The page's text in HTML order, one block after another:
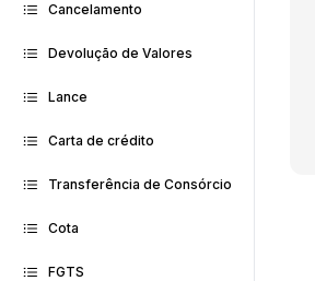
Cancelamento
Devolução de Valores
Lance
Carta de crédito
Transferência de Consórcio
Cota
FGTS